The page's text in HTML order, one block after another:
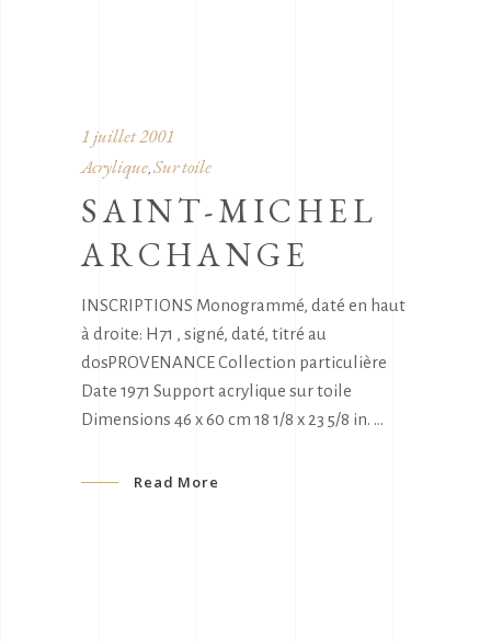
1 juillet 2001
Acrylique, Sur toile
SAINT-MICHEL
ARCHANGE
INSCRIPTIONS Monogrammé, daté en haut
à droite: H71 , signé, daté, titré au
dosPROVENANCE Collection particulière
Date 1971 Support acrylique sur toile
Dimensions 46 x 60 cm 18 1/8 x 23 5/8 in.
Read More